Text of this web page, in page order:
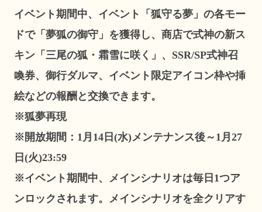
イベント期間中、イベント「狐守る夢」の各モー
ドで「夢狐の御守」を獲得し、商店で式神の新ス
キン「三尾の狐・霜雪に咲く」、SSR/SP式神召
喚券、御行ダルマ、イベント限定アイコン枠や挿
絵などの報酬と交換できます。
※狐夢再現
※開放期間：1月14日(水)メンテナンス後～1月27
日(火)23:59
※イベント期間中、メインシナリオは毎日1つア
ンロックされます。メインシナリオを全クリアす